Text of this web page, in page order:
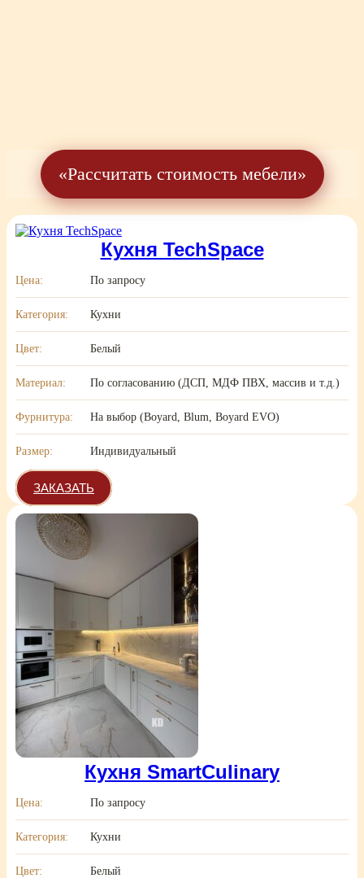
«Рассчитать стоимость мебели»
Кухня TechSpace
Цена: По запросу
Категория: Кухни
Цвет: Белый
Материал: По согласованию (ДСП, МДФ ПВХ, массив и т.д.)
Фурнитура: На выбор (Boyard, Blum, Boyard EVO)
Размер: Индивидуальный
ЗАКАЗАТЬ
Кухня SmartCulinary
Цена: По запросу
Категория: Кухни
Цвет: Белый